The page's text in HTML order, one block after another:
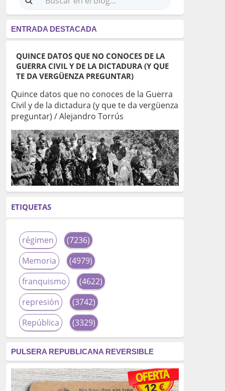
ENTRADA DESTACADA
QUINCE DATOS QUE NO CONOCES DE LA
GUERRA CIVIL Y DE LA DICTADURA (Y QUE
TE DA VERGÜENZA PREGUNTAR)
Quince datos que no conoces de la Guerra
Civil y de la dictadura (y que te da vergüenza
preguntar) / Alejandro Torrús
ETIQUETAS
régimen
(7236)
Memoria
(4979)
franquismo
(4622)
represión
(3742)
República
(3329)
fascismo
(2677)
tardofranquismo
(2320)
PULSERA REPUBLICANA REVERSIBLE